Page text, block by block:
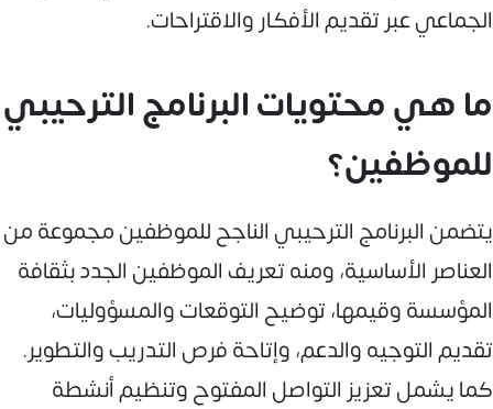
الجماعي عبر تقديم الأفكار والاقتراحات.
ما هي محتويات البرنامج الترحيبي
للموظفين؟
يتضمن البرنامج الترحيبي الناجح للموظفين مجموعة من
العناصر الأساسية، ومنه تعريف الموظفين الجدد بثقافة
المؤسسة وقيمها، توضيح التوقعات والمسؤوليات،
تقديم التوجيه والدعم، وإتاحة فرص التدريب والتطوير.
كما يشمل تعزيز التواصل المفتوح وتنظيم أنشطة